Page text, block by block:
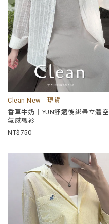
Clean New｜現貨
香草牛奶｜YUN舒適後綁帶立體空
氣感襯衫
750